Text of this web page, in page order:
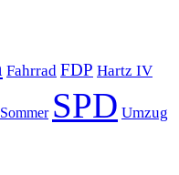
Fahrrad FDP Hartz IV
Sommer SPD Umzug